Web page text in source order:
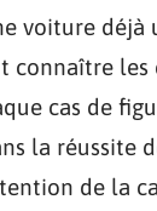
voiture déjà
connaître les
cas de
la réussite
de la